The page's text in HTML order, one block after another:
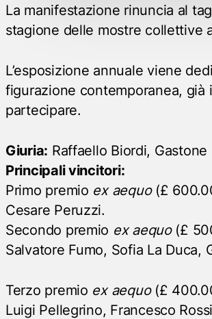
La manifestazione rinuncia al
stagione delle mostre collettive
L’esposizione annuale viene
figurazione contemporanea,
partecipare.
Giuria: Raffaello Biordi,
Principali vincitori:
Primo premio ex aequo(£
Cesare Peruzzi.
Secondo premio ex aequo(£
Salvatore Fumo, Sofia La Duca,
Terzo premio ex aequo(£
Luigi Pellegrino, Francesco